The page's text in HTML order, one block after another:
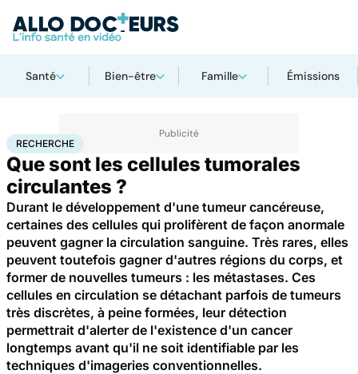
Santé Bien-être Famille Émissions
AccueilSantéMaladies Recherche
RECHERCHE
Que sont les cellules tumorales
circulantes ?
Durant le développement d'une tumeur cancéreuse,
certaines des cellules qui prolifèrent de façon anormale
peuvent gagner la circulation sanguine. Très rares, elles
peuvent toutefois gagner d'autres régions du corps, et
former de nouvelles tumeurs : les métastases. Ces
cellules en circulation se détachant parfois de tumeurs
très discrètes, à peine formées, leur détection
permettrait d'alerter de l'existence d'un cancer
longtemps avant qu'il ne soit identifiable par les
techniques d'imageries conventionnelles.